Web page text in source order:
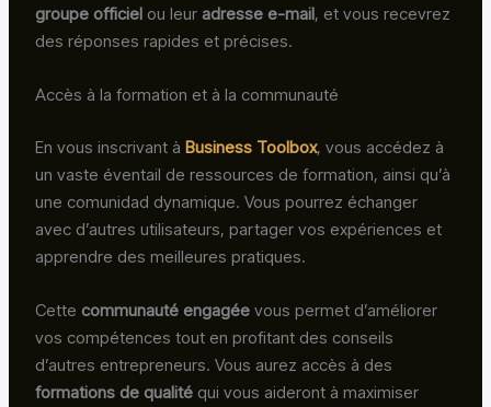
groupe officiel ou leur adresse e-mail, et vous recevrez
des réponses rapides et précises.
Accès à la formation et à la communauté
En vous inscrivant àBusiness Toolbox, vous accédez à
un vaste éventail de ressources de formation, ainsi qu’à
une comunidad dynamique. Vous pourrez échanger
avec d’autres utilisateurs, partager vos expériences et
apprendre des meilleures pratiques.
Cette communauté engagée vous permet d’améliorer
vos compétences tout en profitant des conseils
d’autres entrepreneurs. Vous aurez accès à des
formations de qualité qui vous aideront à maximiser